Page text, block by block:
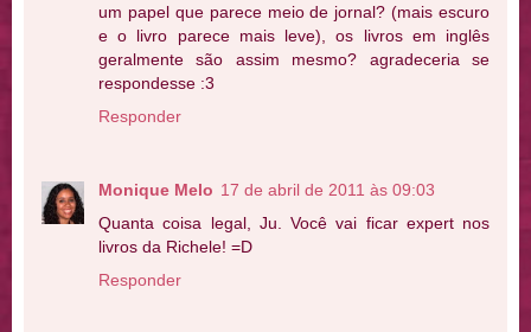
um papel que parece meio de jornal? (mais escuro
e o livro parece mais leve), os livros em inglês
geralmente são assim mesmo? agradeceria se
respondesse :3
Responder
Monique Melo 17 de abril de 2011 às 09:03
Quanta coisa legal, Ju. Você vai ficar expert nos
livros da Richele! =D
Responder